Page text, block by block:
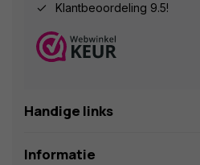
Klantbeoordeling 9.5!
Handige links
Informatie